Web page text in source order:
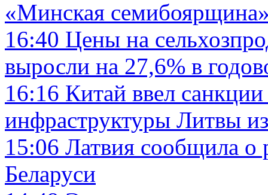
«Минская
16:40 Цены на
выросли на 27,6% в
16:16 Китай ввел
инфраструктуры Литвы
15:06 Латвия сообщила о
Беларуси